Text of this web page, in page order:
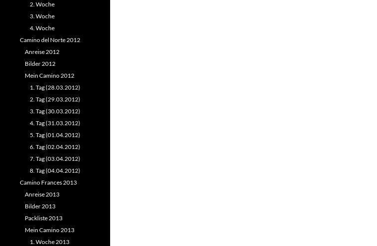
2. Woche
3. Woche
4. Woche
Camino del Norte 2012
Anreise 2012
Bilder 2012
Mein Camino 2012
1. Tag (28.03.2012)
2. Tag (29.03.2012)
3. Tag (30.03.2012)
4. Tag (31.03.2012)
5. Tag (01.04.2012)
6. Tag (02.04.2012)
7. Tag (03.04.2012)
8. Tag (04.04.2012)
Camino Frances 2013
Anreise 2013
Bilder 2013
Packliste 2013
Mein Camino 2013
1. Woche 2013